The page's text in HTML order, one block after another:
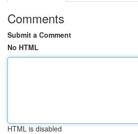
Comments
Submit a Comment
No HTML
HTML is disabled